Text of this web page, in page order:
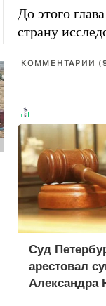
До этого
страну
КОММЕНТАРИИ
Суд
арестовал
Александра